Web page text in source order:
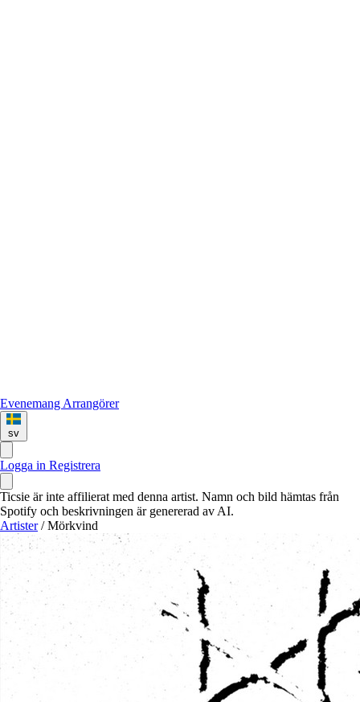
Evenemang Arrangörer
sv
Logga in Registrera
Ticsie är inte affilierat med denna artist. Namn och bild hämtas från
Spotify och beskrivningen är genererad av AI.
Artister / Mörkvind